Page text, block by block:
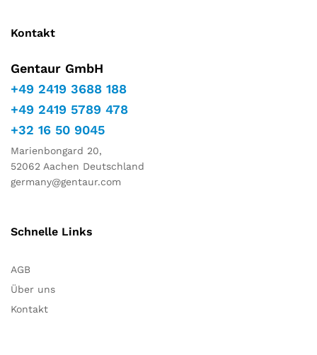
Kontakt
Gentaur GmbH
+49 2419 3688 188
+49 2419 5789 478
+32 16 50 9045
Marienbongard 20,
52062 Aachen Deutschland
germany@gentaur.com
Schnelle Links
AGB
Über uns
Kontakt